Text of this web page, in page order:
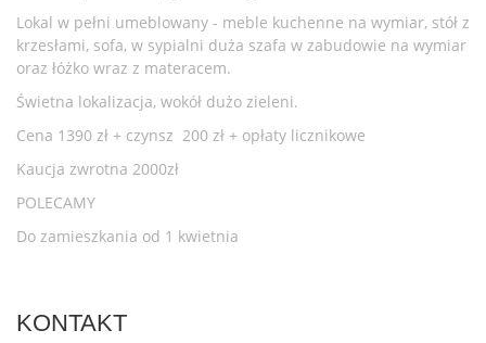
Lokal w pełni umeblowany - meble kuchenne na wymiar, stół z
krzesłami, sofa, w sypialni duża szafa w zabudowie na wymiar
oraz łóżko wraz z materacem.
Świetna lokalizacja, wokół dużo zieleni.
Cena 1390 zł + czynsz 200 zł + opłaty licznikowe
Kaucja zwrotna 2000zł
POLECAMY
Do zamieszkania od 1 kwietnia
KONTAKT